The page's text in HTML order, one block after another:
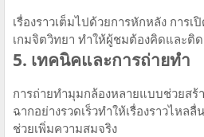
เรื่องราวเต็มไปด้วยการหักหลัง การเ
เกมจิตวิทยา ทำให้ผู้ชมต้องคิดและติ
5. เทคนิคและการถ่ายทำ
การถ่ายทำมุมกล้องหลายแบบช่วยสร้
ฉากอย่างรวดเร็วทำให้เรื่องราวไหล
ช่วยเพิ่มความสมจริง